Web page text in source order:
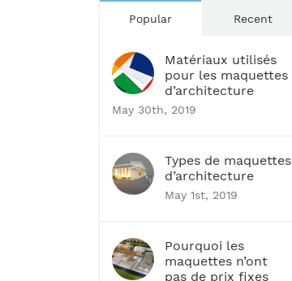
Popular Recent
Matériaux utilisés
pour les maquettes
d’architecture
May 30th, 2019
Types de maquettes
d’architecture
May 1st, 2019
Pourquoi les
maquettes n’ont
pas de prix fixes